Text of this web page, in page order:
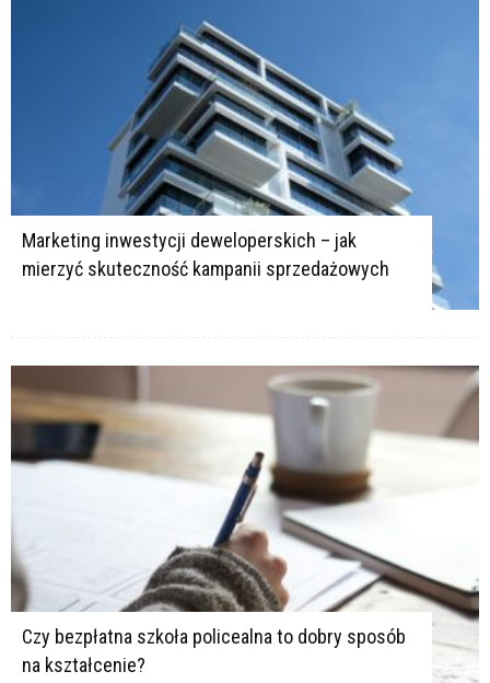
Marketing inwestycji deweloperskich – jak
mierzyć skuteczność kampanii sprzedażowych
Czy bezpłatna szkoła policealna to dobry sposób
na kształcenie?